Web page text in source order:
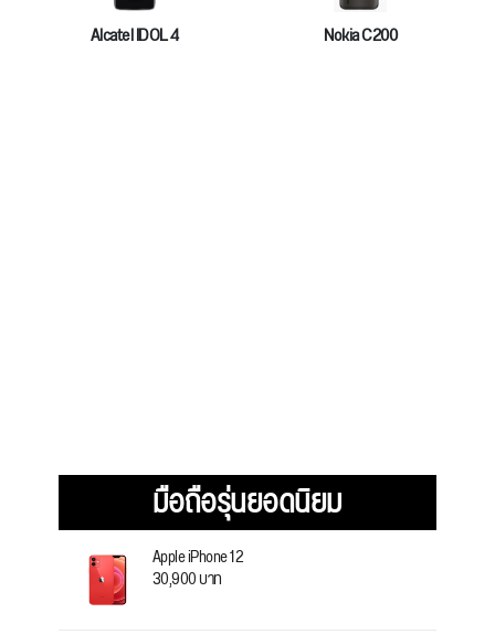
Alcatel IDOL 4 Nokia C200
มือถือรุ่นยอดนิยม
Apple iPhone 12
30,900 บาท